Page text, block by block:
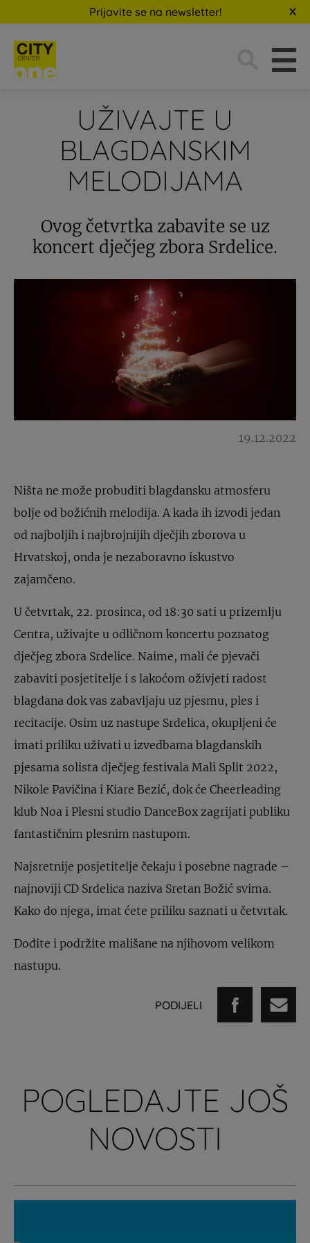
Prijavite se na newsletter!
UŽIVAJTE U
BLAGDANSKIM
MELODIJAMA
Ovog četvrtka zabavite se uz
koncert dječjeg zbora Srdelice.
19.12.2022
Ništa ne može probuditi blagdansku atmosferu
bolje od božićnih melodija. A kada ih izvodi jedan
od najboljih i najbrojnijih dječjih zborova u
Hrvatskoj, onda je nezaboravno iskustvo
zajamčeno.
U četvrtak, 22. prosinca, od 18:30 sati u prizemlju
Centra, uživajte u odličnom koncertu poznatog
dječjeg zbora Srdelice. Naime, mali će pjevači
zabaviti posjetitelje i s lakoćom oživjeti radost
blagdana dok vas zabavljaju uz pjesmu, ples i
recitacije. Osim uz nastupe Srdelica, okupljeni će
imati priliku uživati u izvedbama blagdanskih
pjesama solista dječjeg festivala Mali Split 2022,
Nikole Pavičina i Kiare Bezić, dok će Cheerleading
klub Noa i Plesni studio DanceBox zagrijati publiku
fantastičnim plesnim nastupom.
Najsretnije posjetitelje čekaju i posebne nagrade –
najnoviji CD Srdelica naziva Sretan Božić svima.
Kako do njega, imat ćete priliku saznati u četvrtak.
Dođite i podržite mališane na njihovom velikom
nastupu.
PODIJELI
POGLEDAJTE JOŠ
NOVOSTI